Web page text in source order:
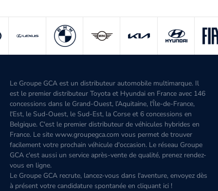
Le Groupe GCA est un distributeur automobile multimarque. Il
est le premier distributeur Toyota et Hyundai en France avec 146
concessions dans le Grand-Ouest, l’Aquitaine, l'Île-de-France,
l'Est, le Sud-Ouest, le Sud-Est, la Corse et 6 concessions en
Belgique. C'est le premier distributeur de véhicules hybrides en
France. Le site www.groupegca.com vous permet de trouver
facilement votre prochain véhicule d'occasion. Le réseau Groupe
GCA c'est aussi un service après-vente de qualité, prenez rendez-
vous en ligne.
Le Groupe GCA recrute, lancez-vous dans l'aventure, envoyez dès
à présent votre candidature spontanée en cliquant ici !